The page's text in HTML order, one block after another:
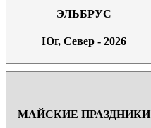
ЭЛЬБРУС
Юг, Север - 2026
МАЙСКИЕ ПРАЗДНИКИ